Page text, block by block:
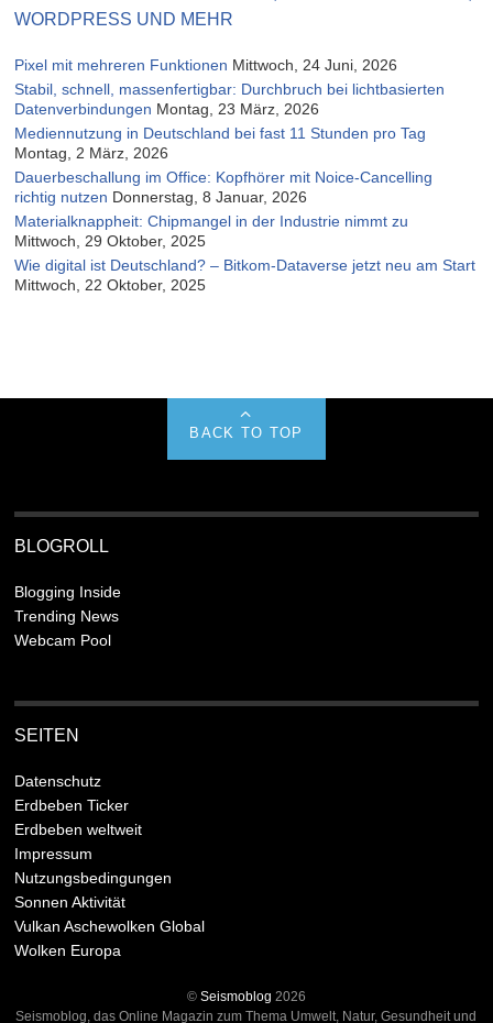
WORDPRESS UND MEHR
Pixel mit mehreren Funktionen Mittwoch, 24 Juni, 2026
Stabil, schnell, massenfertigbar: Durchbruch bei lichtbasierten
Datenverbindungen Montag, 23 März, 2026
Mediennutzung in Deutschland bei fast 11 Stunden pro Tag
Montag, 2 März, 2026
Dauerbeschallung im Office: Kopfhörer mit Noice-Cancelling
richtig nutzen Donnerstag, 8 Januar, 2026
Materialknappheit: Chipmangel in der Industrie nimmt zu
Mittwoch, 29 Oktober, 2025
Wie digital ist Deutschland? – Bitkom-Dataverse jetzt neu am Start
Mittwoch, 22 Oktober, 2025
BACK TO TOP
BLOGROLL
Blogging Inside
Trending News
Webcam Pool
SEITEN
Datenschutz
Erdbeben Ticker
Erdbeben weltweit
Impressum
Nutzungsbedingungen
Sonnen Aktivität
Vulkan Aschewolken Global
Wolken Europa
© Seismoblog 2026
Seismoblog, das Online Magazin zum Thema Umwelt, Natur, Gesundheit und